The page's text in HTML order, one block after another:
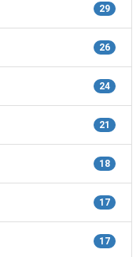
29
26
24
21
18
17
17